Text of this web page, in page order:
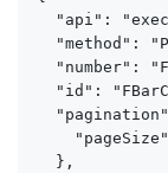
"api":
"method":
"number":
"id":
  },